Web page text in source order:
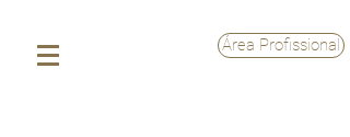
Área Profissional